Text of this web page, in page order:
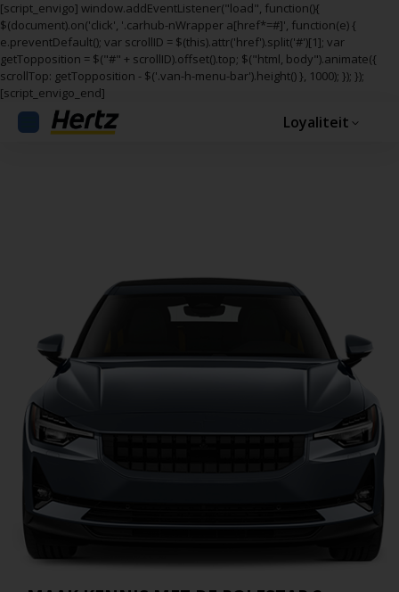
[script_envigo] window.addEventListener("load", function(){
$(document).on('click', '.carhub-nWrapper a[href*=#]', function(e) {
e.preventDefault(); var scrollID = $(this).attr('href').split('#')[1]; var
getTopposition = $("#" + scrollID).offset().top; $("html, body").animate({
scrollTop: getTopposition - $('.van-h-menu-bar').height() }, 1000); }); });
[script_envigo_end]
Loyaliteit